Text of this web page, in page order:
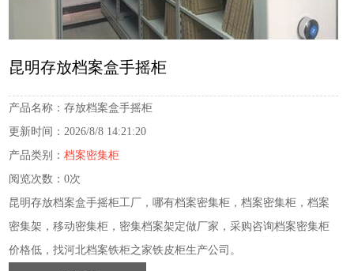
昆明存放档案盒手摇柜
产品名称： 存放档案盒手摇柜
更新时间： 2026/8/8 14:21:20
产品类别： 档案密集柜
阅览次数： 0次
昆明存放档案盒手摇柜工厂，哪有档案密集柜，档案密集柜，档案
密集架，移动密集柜，密集档案架定做厂家，采购咨询档案密集柜
价格低，找河北档案铁柜之家铁皮柜生产公司。